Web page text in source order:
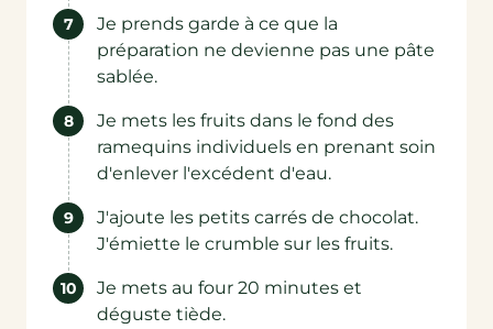
Je prends garde à ce que la
préparation ne devienne pas une pâte
sablée.
Je mets les fruits dans le fond des
ramequins individuels en prenant soin
d'enlever l'excédent d'eau.
J'ajoute les petits carrés de chocolat.
J'émiette le crumble sur les fruits.
Je mets au four 20 minutes et
déguste tiède.